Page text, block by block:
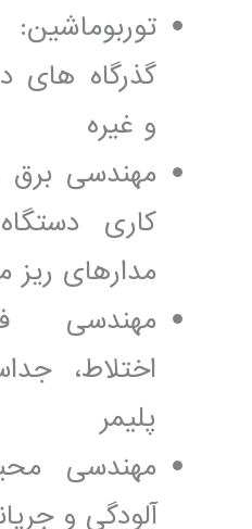
گذرگاه ھای
و غيره
مھندسی برق
کاری
مدارھای ريز
مھندسی
اختلاط،
پليمر
مھندسی
آلودگی و